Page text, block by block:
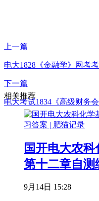
上一篇
电大1828《金融学》网考
下一篇
电大考试1834《高级财务
相关推荐
国开电大农
第十二章自测
9月14日 15:28